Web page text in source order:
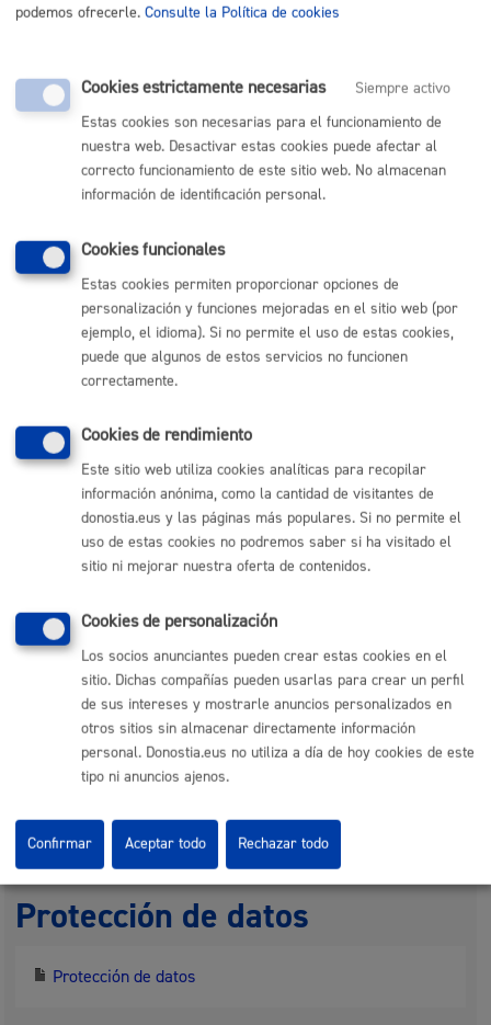
Cantidad a abonar
Precios públicos de la Escuela Música y Danza a partir
del curso 2025-2026
Pasos del procedimiento
Registro de la solicitud
Aceptación o denegación de la solicitud
Notificación a la entidad o persona interesada.
Liquidación de precio público
Responsable de la tramitación
Entidad:Escuela de Música y Danza
Trámites relacionados
Escuela Música y Danza - Solicitud de conciertos de
carácter social
Otra información de interés
El criterio para aceptar o rechazar las solicitudes es la
disponibilidad de fechas de la Banda.
Protección de datos
Protección de datos
podemos ofrecerle. Consulte la Política de cookies
Cookies estrictamente necesarias
Siempre activo
Estas cookies son necesarias para el funcionamiento de
nuestra web. Desactivar estas cookies puede afectar al
correcto funcionamiento de este sitio web. No almacenan
información de identificación personal.
Cookies funcionales
Estas cookies permiten proporcionar opciones de
personalización y funciones mejoradas en el sitio web (por
ejemplo, el idioma). Si no permite el uso de estas cookies,
puede que algunos de estos servicios no funcionen
correctamente.
Cookies de rendimiento
Este sitio web utiliza cookies analíticas para recopilar
información anónima, como la cantidad de visitantes de
donostia.eus y las páginas más populares. Si no permite el
uso de estas cookies no podremos saber si ha visitado el
sitio ni mejorar nuestra oferta de contenidos.
Cookies de personalización
Los socios anunciantes pueden crear estas cookies en el
sitio. Dichas compañías pueden usarlas para crear un perfil
de sus intereses y mostrarle anuncios personalizados en
otros sitios sin almacenar directamente información
personal. Donostia.eus no utiliza a día de hoy cookies de este
tipo ni anuncios ajenos.
Rechazar todo
Confirmar Aceptar todo